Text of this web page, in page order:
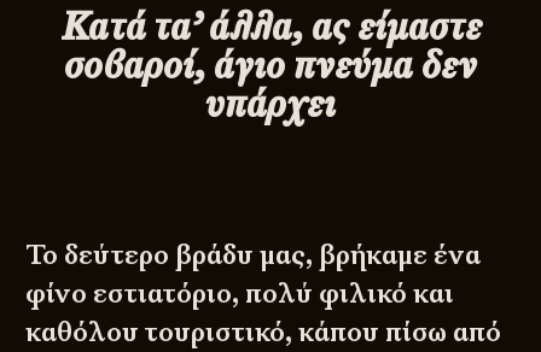
Κατά τα’ άλλα, ας είμαστε
σοβαροί, άγιο πνεύμα δεν
υπάρχει
Το δεύτερο βράδυ μας, βρήκαμε ένα
φίνο εστιατόριο, πολύ φιλικό και
καθόλου τουριστικό, κάπου πίσω από